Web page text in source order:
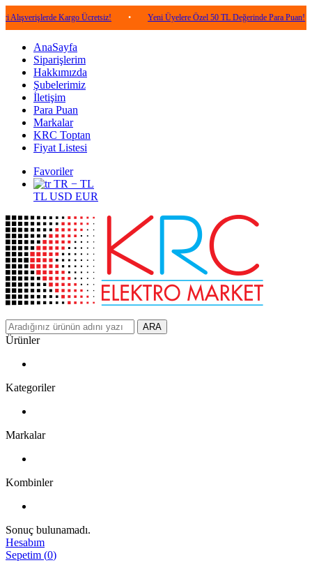
Kargo Ücretsiz! • Yeni Üyelere Özel 50 TL Değerinde Para Puan! •
AnaSayfa
Siparişlerim
Hakkımızda
Şubelerimiz
İletişim
Para Puan
Markalar
KRC Toptan
Fiyat Listesi
Favoriler
TR − TL
TL USD EUR
ARA
Ürünler
Kategoriler
Markalar
Kombinler
Sonuç bulunamadı.
Hesabım
Sepetim (0)